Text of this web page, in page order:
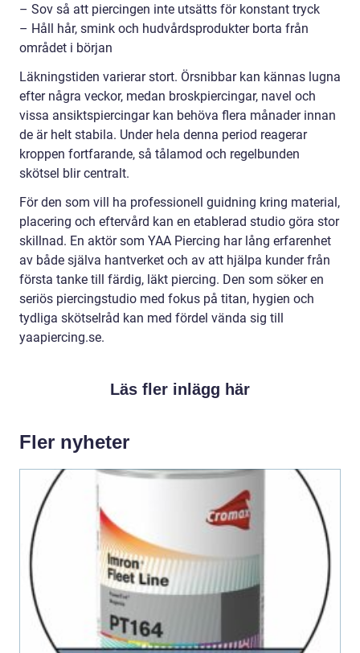
– Sov så att piercingen inte utsätts för konstant tryck
– Håll hår, smink och hudvårdsprodukter borta från
området i början
Läkningstiden varierar stort. Örsnibbar kan kännas lugna
efter några veckor, medan broskpiercingar, navel och
vissa ansiktspiercingar kan behöva flera månader innan
de är helt stabila. Under hela denna period reagerar
kroppen fortfarande, så tålamod och regelbunden
skötsel blir centralt.
För den som vill ha professionell guidning kring material,
placering och eftervård kan en etablerad studio göra stor
skillnad. En aktör som YAA Piercing har lång erfarenhet
av både själva hantverket och av att hjälpa kunder från
första tanke till färdig, läkt piercing. Den som söker en
seriös piercingstudio med fokus på titan, hygien och
tydliga skötselråd kan med fördel vända sig till
yaapiercing.se.
Läs fler inlägg här
Fler nyheter